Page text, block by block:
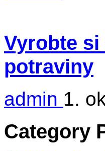
Vyrobte
potraviny
admin 1.
Category